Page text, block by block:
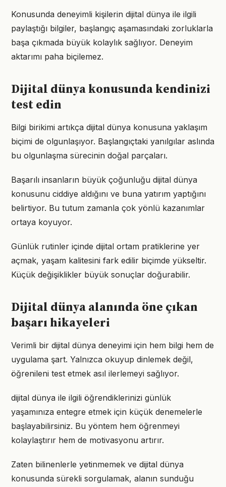
Konusunda deneyimli kişilerin dijital dünya ile ilgili
paylaştığı bilgiler, başlangıç aşamasındaki zorluklarla
başa çıkmada büyük kolaylık sağlıyor. Deneyim
aktarımı paha biçilemez.
Dijital dünya konusunda kendinizi
test edin
Bilgi birikimi artıkça dijital dünya konusuna yaklaşım
biçimi de olgunlaşıyor. Başlangıçtaki yanılgılar aslında
bu olgunlaşma sürecinin doğal parçaları.
Başarılı insanların büyük çoğunluğu dijital dünya
konusunu ciddiye aldığını ve buna yatırım yaptığını
belirtiyor. Bu tutum zamanla çok yönlü kazanımlar
ortaya koyuyor.
Günlük rutinler içinde dijital ortam pratiklerine yer
açmak, yaşam kalitesini fark edilir biçimde yükseltir.
Küçük değişiklikler büyük sonuçlar doğurabilir.
Dijital dünya alanında öne çıkan
başarı hikayeleri
Verimli bir dijital dünya deneyimi için hem bilgi hem de
uygulama şart. Yalnızca okuyup dinlemek değil,
öğrenileni test etmek asıl ilerlemeyi sağlıyor.
dijital dünya ile ilgili öğrendiklerinizi günlük
yaşamınıza entegre etmek için küçük denemelerle
başlayabilirsiniz. Bu yöntem hem öğrenmeyi
kolaylaştırır hem de motivasyonu artırır.
Zaten bilinenlerle yetinmemek ve dijital dünya
konusunda sürekli sorgulamak, alanın sunduğu